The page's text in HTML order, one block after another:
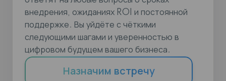
внедрения, ожиданиях ROI и постоянной
поддержке. Вы уйдёте с чёткими
следующими шагами и уверенностью в
цифровом будущем вашего бизнеса.
Назначим встречу